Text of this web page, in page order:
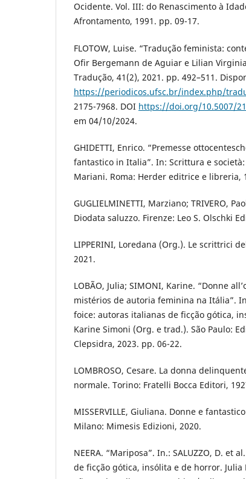
Ocidente. Vol. III: do Renascimento à
Afrontamento, 1991. pp. 09-17.
FLOTOW, Luise. “Tradução feminista:
Ofir Bergemann de Aguiar e Lilian
Tradução, 41(2), 2021. pp. 492–511.
https://periodicos.ufsc.br/index.php/
2175-7968. DOI https://doi.org/10.5007/
em 04/10/2024.
GHIDETTI, Enrico. “Premesse
fantastico in Italia”. In: Scrittura e
Mariani. Roma: Herder editrice e libreria,
GUGLIELMINETTI, Marziano; TRIVERO,
Diodata saluzzo. Firenze: Leo S. Olschki
LIPPERINI, Loredana (Org.). Le scrittrici
2021.
LOBÃO, Julia; SIMONI, Karine. “Donne
mistérios de autoria feminina na Itália”.
foice: autoras italianas de ficção gótica,
Karine Simoni (Org. e trad.). São Paulo:
Clepsidra, 2023. pp. 06-22.
LOMBROSO, Cesare. La donna
normale. Torino: Fratelli Bocca Editori,
MISSERVILLE, Giuliana. Donne e
Milano: Mimesis Edizioni, 2020.
NEERA. “Mariposa”. In.: SALUZZO, D. et
de ficção gótica, insólita e de horror. Julia